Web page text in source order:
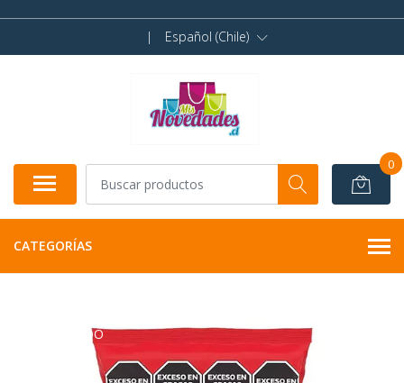
| Español (Chile)
0
CATEGORÍAS
AGOTADO